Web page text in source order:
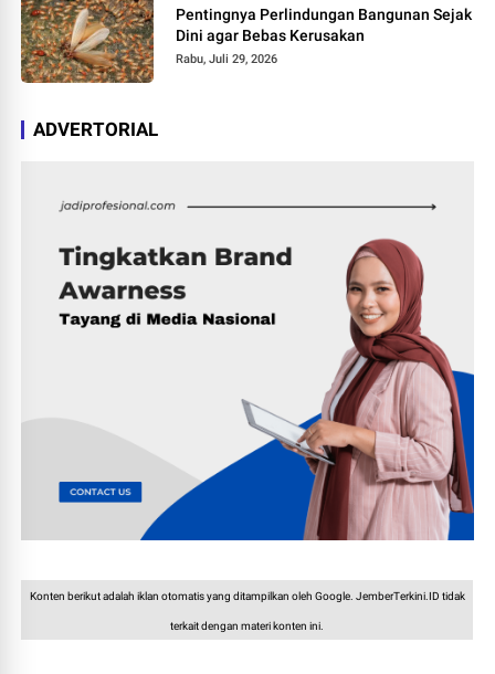
Pentingnya Perlindungan Bangunan Sejak
Dini agar Bebas Kerusakan
Rabu, Juli 29, 2026
ADVERTORIAL
Konten berikut adalah iklan otomatis yang ditampilkan oleh Google. JemberTerkini.ID tidak
terkait dengan materi konten ini.